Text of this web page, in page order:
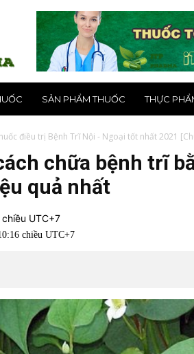
SẢN PHẨM THUỐC THỰC
điều trị Bệnh Trĩ Nội - Ngoại tốt nhất 2021
chữa bệnh trĩ
quả nhất
UTC+7
chiều UTC+7